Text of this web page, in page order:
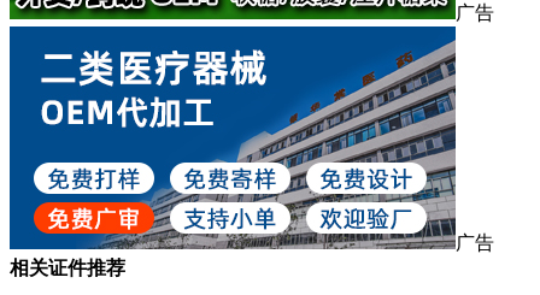
广告
广告
相关证件推荐